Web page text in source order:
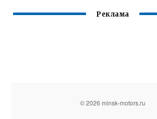
Реклама
© 2026 minsk-motors.ru